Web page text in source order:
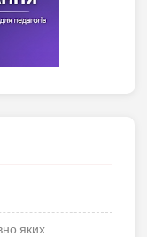
яких